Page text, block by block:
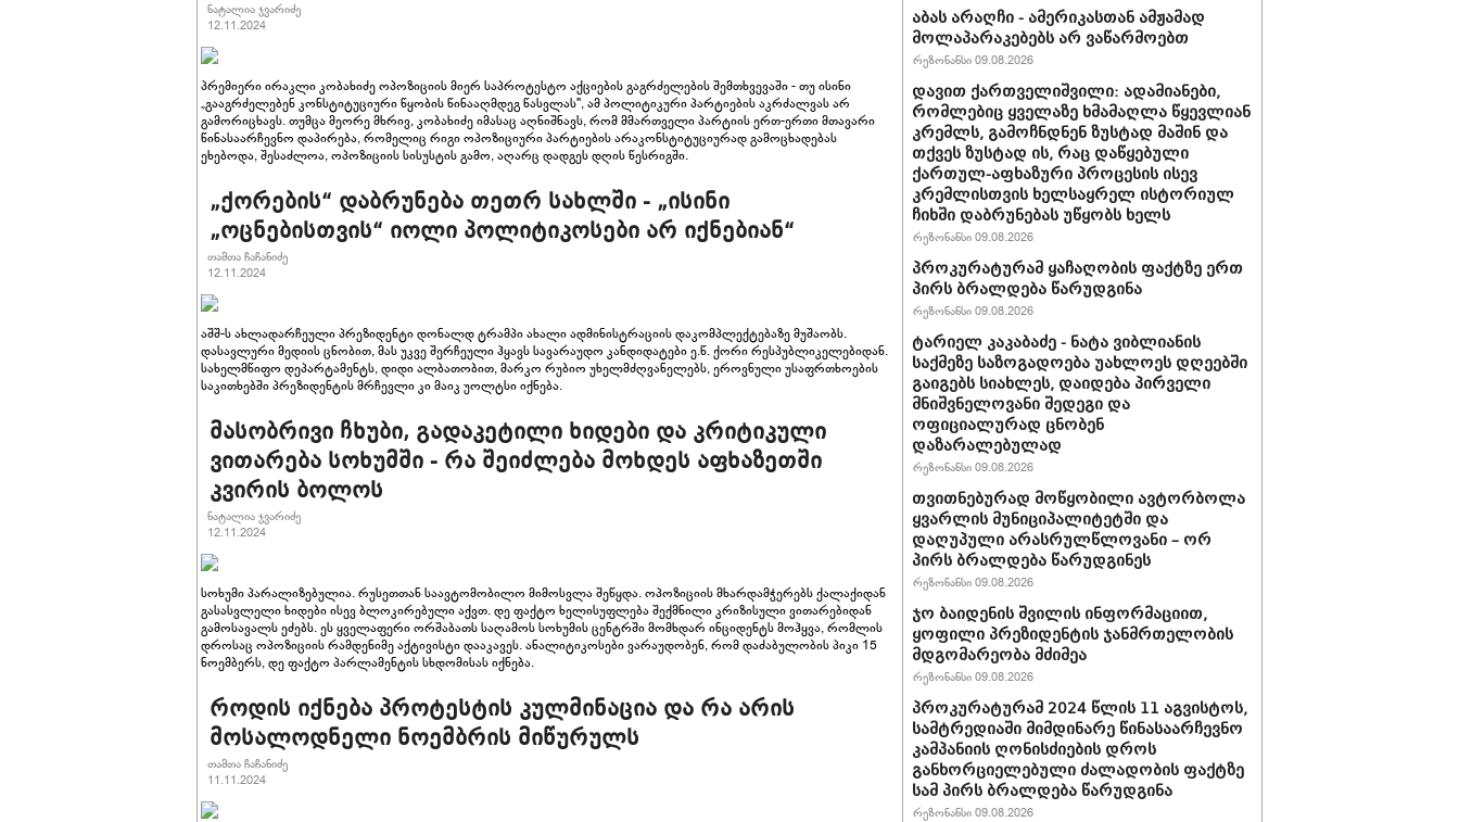
ნატალია ჯვარიძე
12.11.2024
პრემიერი ირაკლი კობახიძე ოპოზიციის მიერ საპროტესტო აქციების გაგრძელების შემთხვევაში - თუ ისინი
„გააგრძელებენ კონსტიტუციური წყობის წინააღმდეგ წასვლას", ამ პოლიტიკური პარტიების აკრძალვას არ
გამორიცხავს. თუმცა მეორე მხრივ, კობახიძე იმასაც აღნიშნავს, რომ მმართველი პარტიის ერთ-ერთი მთავარი
წინასაარჩევნო დაპირება, რომელიც რიგი ოპოზიციური პარტიების არაკონსტიტუციურად გამოცხადებას
ეხებოდა, შესაძლოა, ოპოზიციის სისუსტის გამო, აღარც დადგეს დღის წესრიგში.
„ქორების“ დაბრუნება თეთრ სახლში - „ისინი
„ოცნებისთვის“ იოლი პოლიტიკოსები არ იქნებიან“
თამთა ჩაჩანიძე
12.11.2024
აშშ-ს ახლადარჩეული პრეზიდენტი დონალდ ტრამპი ახალი ადმინისტრაციის დაკომპლექტებაზე მუშაობს.
დასავლური მედიის ცნობით, მას უკვე შერჩეული ჰყავს სავარაუდო კანდიდატები ე.წ. ქორი რესპუბლიკელებიდან.
სახელმწიფო დეპარტამენტს, დიდი ალბათობით, მარკო რუბიო უხელმძღვანელებს, ეროვნული უსაფრთხოების
საკითხებში პრეზიდენტის მრჩევლი კი მაიკ უოლტსი იქნება.
მასობრივი ჩხუბი, გადაკეტილი ხიდები და კრიტიკული
ვითარება სოხუმში - რა შეიძლება მოხდეს აფხაზეთში
კვირის ბოლოს
ნატალია ჯვარიძე
12.11.2024
სოხუმი პარალიზებულია. რუსეთთან საავტომობილო მიმოსვლა შეწყდა. ოპოზიციის მხარდამჭერებს ქალაქიდან
გასასვლელი ხიდები ისევ ბლოკირებული აქვთ. დე ფაქტო ხელისუფლება შექმნილი კრიზისული ვითარებიდან
გამოსავალს ეძებს. ეს ყველაფერი ორშაბათს საღამოს სოხუმის ცენტრში მომხდარ ინციდენტს მოჰყვა, რომლის
დროსაც ოპოზიციის რამდენიმე აქტივისტი დააკავეს. ანალიტიკოსები ვარაუდობენ, რომ დაძაბულობის პიკი 15
ნოემბერს, დე ფაქტო პარლამენტის სხდომისას იქნება.
როდის იქნება პროტესტის კულმინაცია და რა არის
მოსალოდნელი ნოემბრის მიწურულს
თამთა ჩაჩანიძე
11.11.2024
აბას არაღჩი - ამერიკასთან ამჟამად
მოლაპარაკებებს არ ვაწარმოებთ
რეზონანსი 09.08.2026
დავით ქართველიშვილი: ადამიანები,
რომლებიც ყველაზე ხმამაღლა წყევლიან
კრემლს, გამოჩნდნენ ზუსტად მაშინ და
თქვეს ზუსტად ის, რაც დაწყებული
ქართულ-აფხაზური პროცესის ისევ
კრემლისთვის ხელსაყრელ ისტორიულ
ჩიხში დაბრუნებას უწყობს ხელს
რეზონანსი 09.08.2026
პროკურატურამ ყაჩაღობის ფაქტზე ერთ
პირს ბრალდება წარუდგინა
რეზონანსი 09.08.2026
ტარიელ კაკაბაძე - ნატა ვიბლიანის
საქმეზე საზოგადოება უახლოეს დღეებში
გაიგებს სიახლეს, დაიდება პირველი
მნიშვნელოვანი შედეგი და
ოფიციალურად ცნობენ
დაზარალებულად
რეზონანსი 09.08.2026
თვითნებურად მოწყობილი ავტორბოლა
ყვარლის მუნიციპალიტეტში და
დაღუპული არასრულწლოვანი – ორ
პირს ბრალდება წარუდგინეს
რეზონანსი 09.08.2026
ჯო ბაიდენის შვილის ინფორმაციით,
ყოფილი პრეზიდენტის ჯანმრთელობის
მდგომარეობა მძიმეა
რეზონანსი 09.08.2026
პროკურატურამ 2024 წლის 11 აგვისტოს,
სამტრედიაში მიმდინარე წინასაარჩევნო
კამპანიის ღონისძიების დროს
განხორციელებული ძალადობის ფაქტზე
სამ პირს ბრალდება წარუდგინა
რეზონანსი 09.08.2026